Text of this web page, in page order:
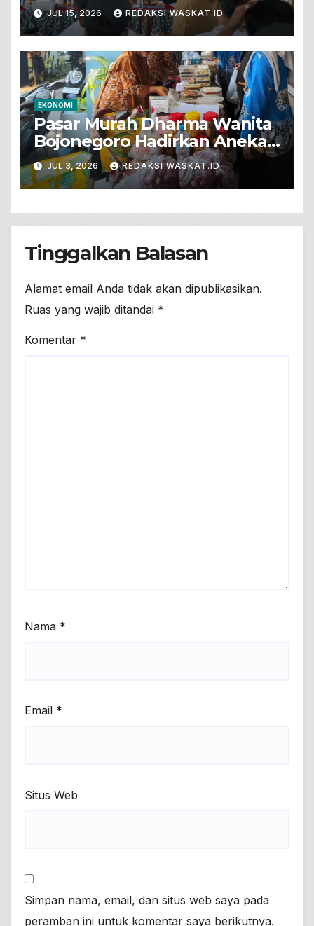
Pemenuhan Gizi Lewat
Program Kolega
JUL 15, 2026 REDAKSI WASKAT.ID
EKONOMI
Pasar Murah Dharma Wanita
Bojonegoro Hadirkan Aneka
Olahan Makanan Dan Produk
Kebutuhan Rumah Tangga
JUL 3, 2026 REDAKSI WASKAT.ID
Tinggalkan Balasan
Alamat email Anda tidak akan dipublikasikan.
Ruas yang wajib ditandai *
Komentar *
Nama *
Email *
Situs Web
Simpan nama, email, dan situs web saya pada
peramban ini untuk komentar saya berikutnya.